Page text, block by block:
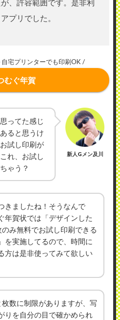
、許容範囲です。是非利
プリでした。
宅プリンターでも印刷OK /
むぐ年賀
ってた感じ
ると思うけ
試し印刷が
れ、お試し
ゃう？
新人Gメン及川
きましたね！そうなんで
年賀状では「デザインした
み無料でお試し印刷できる
を実施してるので、時間に
方は是非使ってみて欲しい
数に制限がありますが、写
りを自分の目で確かめられ